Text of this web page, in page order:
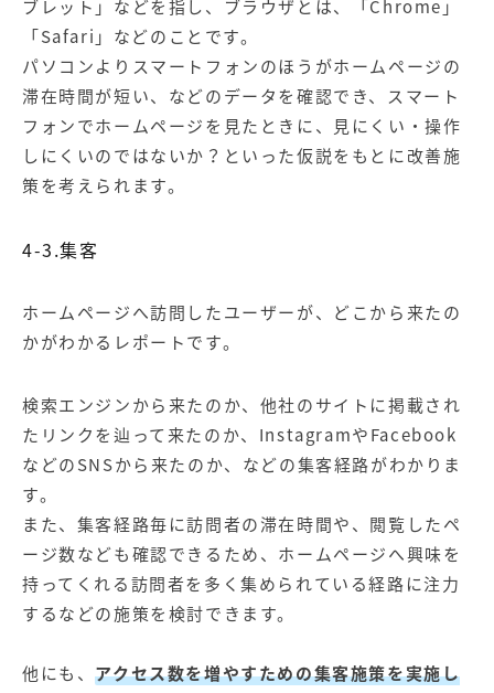
ブレット」などを指し、ブラウザとは、「Chrome」
「Safari」などのことです。
パソコンよりスマートフォンのほうがホームページの
滞在時間が短い、などのデータを確認でき、スマート
フォンでホームページを見たときに、見にくい・操作
しにくいのではないか？といった仮説をもとに改善施
策を考えられます。
4-3.集客
ホームページへ訪問したユーザーが、どこから来たの
かがわかるレポートです。
検索エンジンから来たのか、他社のサイトに掲載され
たリンクを辿って来たのか、InstagramやFacebook
などのSNSから来たのか、などの集客経路がわかりま
す。
また、集客経路毎に訪問者の滞在時間や、閲覧したペ
ージ数なども確認できるため、ホームページへ興味を
持ってくれる訪問者を多く集められている経路に注力
するなどの施策を検討できます。
他にも、アクセス数を増やすための集客施策を実施し